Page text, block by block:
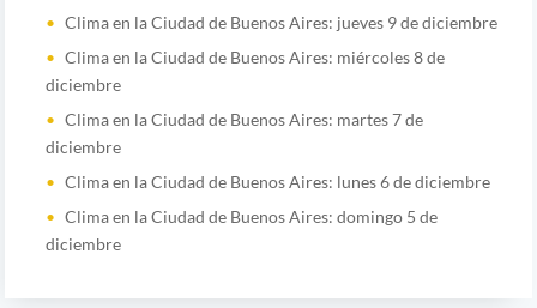
Clima en la Ciudad de Buenos Aires: jueves 9 de diciembre
Clima en la Ciudad de Buenos Aires: miércoles 8 de
diciembre
Clima en la Ciudad de Buenos Aires: martes 7 de
diciembre
Clima en la Ciudad de Buenos Aires: lunes 6 de diciembre
Clima en la Ciudad de Buenos Aires: domingo 5 de
diciembre